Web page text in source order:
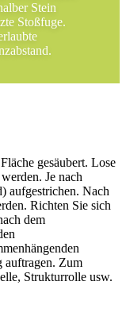
Stein
Stoßfuge.
gesäubert. Lose
Je nach
aufgestrichen. Nach
Richten Sie sich
dem
auftragen. Zum
Strukturrolle usw.